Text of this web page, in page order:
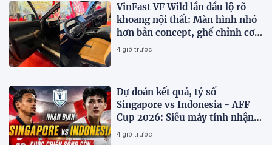
VinFast VF Wild lần đầu lộ rõ
khoang nội thất: Màn hình nhỏ
hơn bản concept, ghế chỉnh cơ,
chưa có HUD
4 giờ trước
Dự đoán kết quả, tỷ số
Singapore vs Indonesia - AFF
Cup 2026: Siêu máy tính nhận
định bóng đá hôm nay 7/8
4 giờ trước